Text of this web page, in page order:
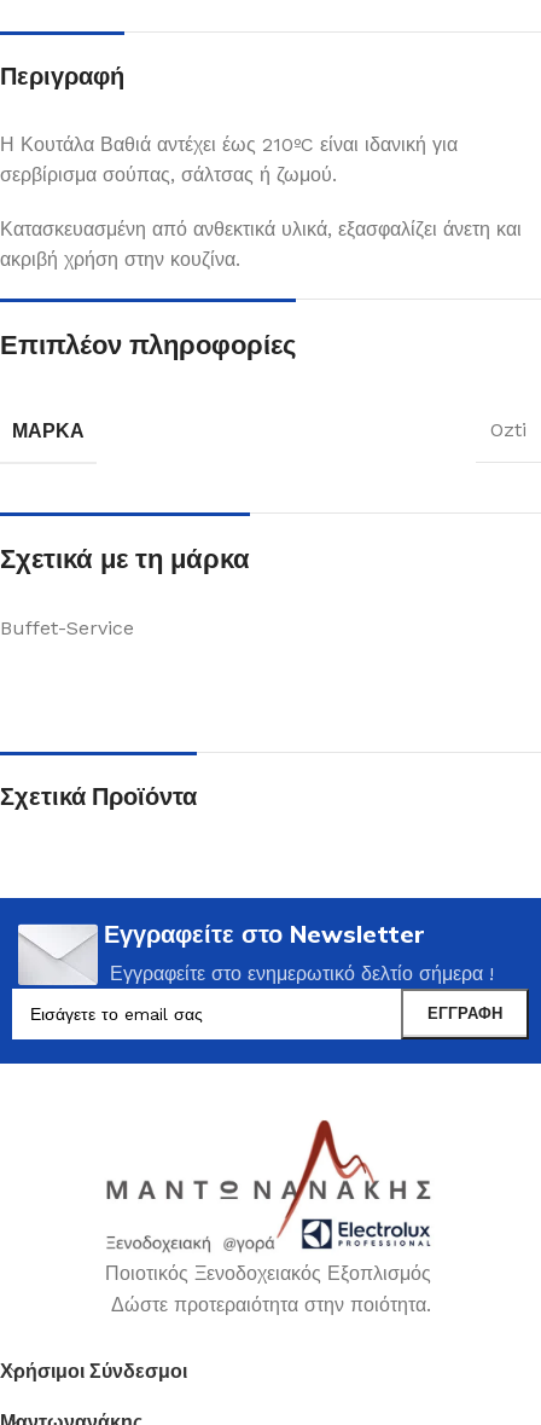
Περιγραφή
Η Κουτάλα Βαθιά αντέχει έως 210ºC είναι ιδανική για
σερβίρισμα σούπας, σάλτσας ή ζωμού.
Κατασκευασμένη από ανθεκτικά υλικά, εξασφαλίζει άνετη και
ακριβή χρήση στην κουζίνα.
Επιπλέον πληροφορίες
ΜΆΡΚΑ Ozti
Σχετικά με τη μάρκα
Buffet-Service
Σχετικά Προϊόντα
Εγγραφείτε στο Newsletter
Εγγραφείτε στο ενημερωτικό δελτίο σήμερα !
Ποιοτικός Ξενοδοχειακός Εξοπλισμός
Δώστε προτεραιότητα στην ποιότητα.
Χρήσιμοι Σύνδεσμοι